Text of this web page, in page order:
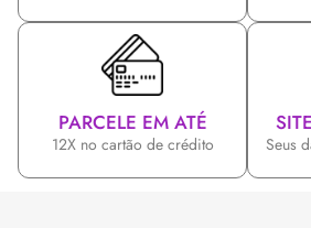
PARCELE EM ATÉ
12X no cartão de crédito Seus